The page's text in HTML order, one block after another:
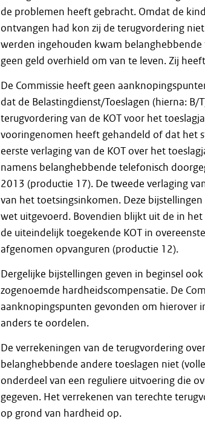
de problemen heeft gebracht. Omdat de
ontvangen had kon zij de terugvordering
werden ingehouden kwam
geen geld overhield om van te leven. Zij
De Commissie heeft geen
dat de Belastingdienst/Toeslagen (hierna:
terugvordering van de KOT voor het
vooringenomen heeft gehandeld of dat het
eerste verlaging van de KOT over het
namens belanghebbende telefonisch
2013 (productie 17). De tweede verlaging
van het toetsingsinkomen. Deze
wet uitgevoerd. Bovendien blijkt uit de in
de uiteindelijk toegekende KOT in
afgenomen opvanguren (productie 12).
Dergelijke bijstellingen geven in beginsel
zogenoemde hardheidscompensatie. De
aanknopingspunten gevonden om hierover
anders te oordelen.
De verrekeningen van de terugvordering
belanghebbende andere toeslagen niet
onderdeel van een reguliere uitvoering die
gegeven. Het verrekenen van terechte
op grond van hardheid op.